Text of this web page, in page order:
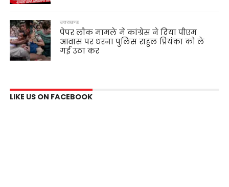
उत्तराखण्ड
पेपर लीक मामले में कांग्रेस ने दिया पीएम
आवास पर धरना पुलिस राहुल प्रियंका को ले
गई उठा कर
LIKE US ON FACEBOOK